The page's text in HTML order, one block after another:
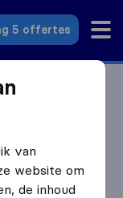
5 offertes
Groningen
van
website om
de inhoud